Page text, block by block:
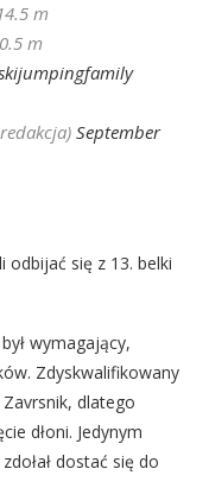
m
m
September
odbijać się z 13. belki
wymagający,
Zdyskwalifikowany
dlatego
dłoni. Jedynym
dostać się do